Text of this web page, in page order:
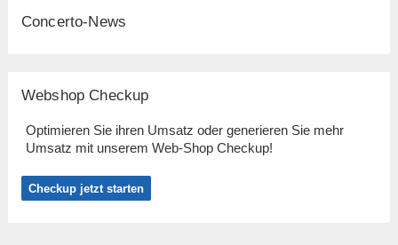
Concerto-News
Webshop Checkup
Optimieren Sie ihren Umsatz oder generieren Sie mehr
Umsatz mit unserem Web-Shop Checkup!
Checkup jetzt starten